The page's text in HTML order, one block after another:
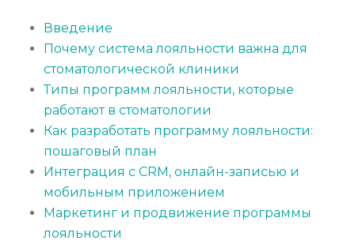
Введение
Почему система лояльности важна для
стоматологической клиники
Типы программ лояльности, которые
работают в стоматологии
Как разработать программу лояльности:
пошаговый план
Интеграция с CRM, онлайн-записью и
мобильным приложением
Маркетинг и продвижение программы
лояльности